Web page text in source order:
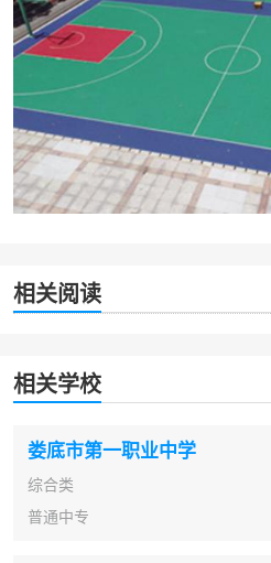
相关阅读
相关学校
娄底市第一职业中学
综合类
普通中专